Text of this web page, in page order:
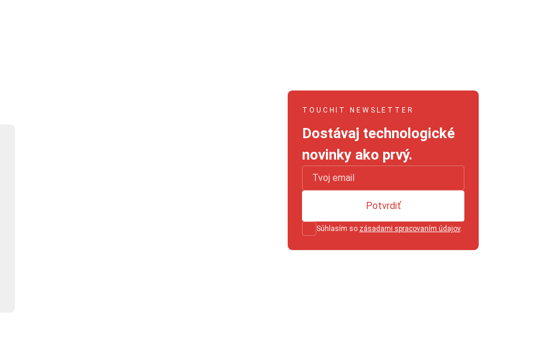
TOUCHIT NEWSLETTER
Dostávaj technologické
novinky ako prvý.
Súhlasím so zásadami spracovaním údajov.
Potvrdiť